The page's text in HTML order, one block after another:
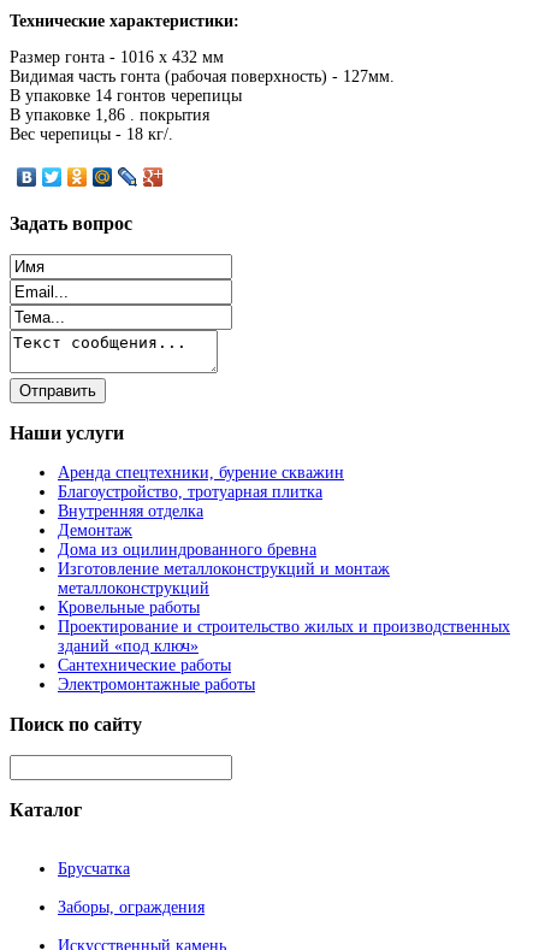
Технические характеристики:
Размер гонта - 1016 х 432 мм
Видимая часть гонта (рабочая поверхность) - 127мм.
В упаковке 14 гонтов черепицы
В упаковке 1,86 . покрытия
Вес черепицы - 18 кг/.
Задать вопрос
Наши услуги
Аренда спецтехники, бурение скважин
Благоустройство, тротуарная плитка
Внутренняя отделка
Демонтаж
Дома из оцилиндрованного бревна
Изготовление металлоконструкций и монтаж
металлоконструкций
Кровельные работы
Проектирование и строительство жилых и производственных
зданий «под ключ»
Сантехнические работы
Электромонтажные работы
Поиск по сайту
Каталог
Брусчатка
Заборы, ограждения
Искусственный камень